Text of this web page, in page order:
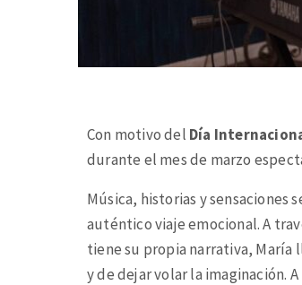
Con motivo del Día
durante el mes de marzo
Música, historias y sensaciones
auténtico viaje emocional. A
tiene su propia narrativa, María
y de dejar volar la imaginación.